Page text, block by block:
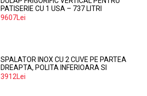
PATISERIE CU 1 USA – 737 LITRI
9607Lei
SPALATOR INOX CU 2 CUVE PE PARTEA
DREAPTA, POLITA INFERIOARA SI
SPATIU MASINA SPALAT 160*70*85
3912Lei